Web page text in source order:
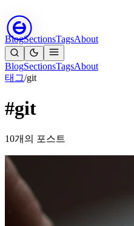
BlogSectionsTagsAbout
BlogSectionsTagsAbout
태그/git
#git
10개의 포스트